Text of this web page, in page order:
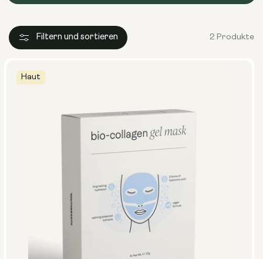
Filtern und sortieren 2 Produkte
Haut